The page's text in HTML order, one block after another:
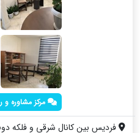
مرکز مشاوره و
فردیس بین کانال شرقی و فلکه دوم